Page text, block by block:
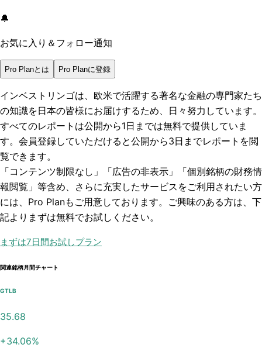
🔔
お気に入り＆フォロー通知
Pro Planとは Pro Planに登録
インベストリンゴは、欧米で活躍する著名な金融の専門家たち
の知識を日本の皆様にお届けするため、日々努力しています。
すべてのレポートは公開から1日までは無料で提供していま
す。会員登録していただけると公開から3日までレポートを閲
覧できます。
「コンテンツ制限なし」「広告の非表示」「個別銘柄の財務情
報閲覧」 等含め、さらに充実したサービスをご利用されたい方
には、Pro Planもご用意しております。ご興味のある方は、下
記よりまずは無料でお試しください。
まずは7日間お試しプラン
関連銘柄月間チャート
GTLB
35.68
+34.06%